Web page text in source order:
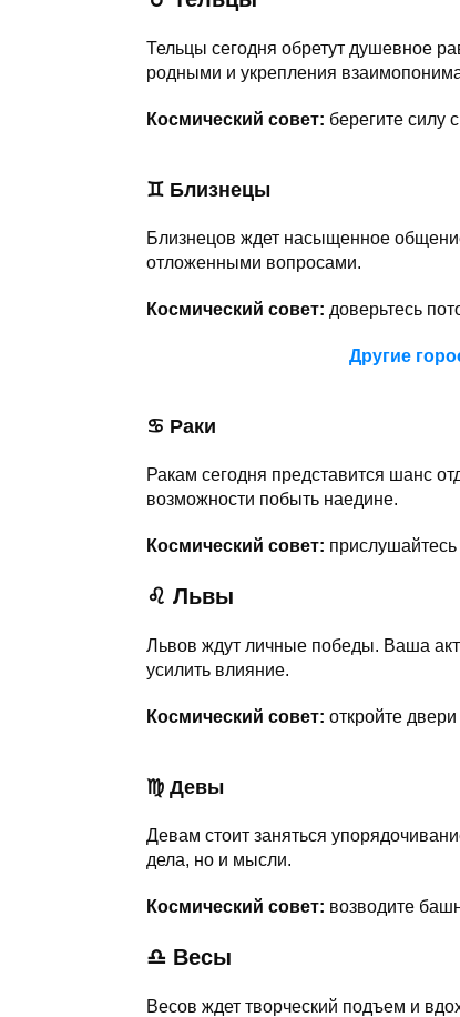
Тельцы сегодня обретут душевное
родными и укрепления
Космический совет: берегите силу
♊ Близнецы
Близнецов ждет насыщенное
отложенными вопросами.
Космический совет: доверьтесь
Другие
♋ Раки
Ракам сегодня представится шанс
возможности побыть наедине.
Космический совет:
♌ Львы
Львов ждут личные победы. Ваша
усилить влияние.
Космический совет: откройте двери
♍ Девы
Девам стоит заняться
дела, но и мысли.
Космический совет: возводите
♎ Весы
Весов ждет творческий подъем и